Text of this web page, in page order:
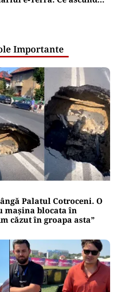
Importante
Palatul Cotroceni. O
mașina blocata în
căzut în groapa asta”